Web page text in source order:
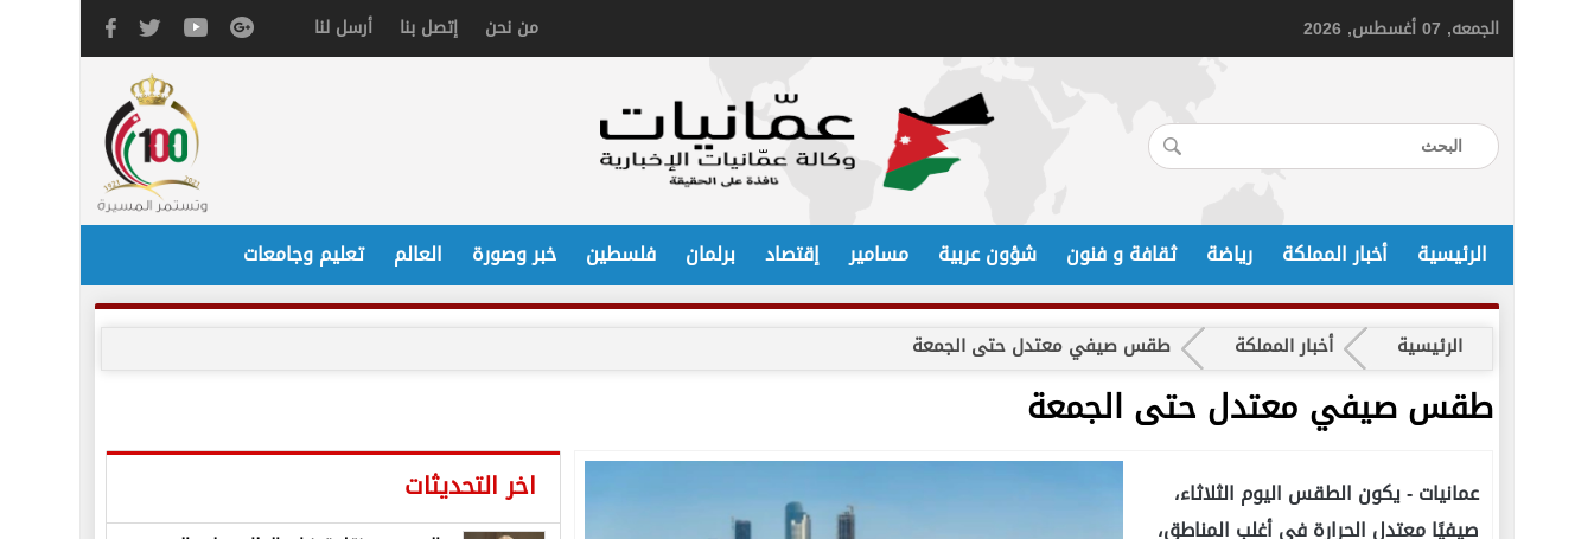
الجمعه, 07 أغسطس, 2026 من نحن إتصل بنا أرسل لنا
الرئيسية أخبار المملكة رياضة ثقافة و فنون شؤون عربية مسامير إقتصاد برلمان فلسطين خبر وصورة العالم تعليم وجامعات
الرئيسية أخبار المملكة طقس صيفي معتدل حتى الجمعة
طقس صيفي معتدل حتى الجمعة
عمانيات -يكون الطقس اليوم الثلاثاء،
صيفيًا معتدل الحرارة في أغلب المناطق،
اخر التحديثات